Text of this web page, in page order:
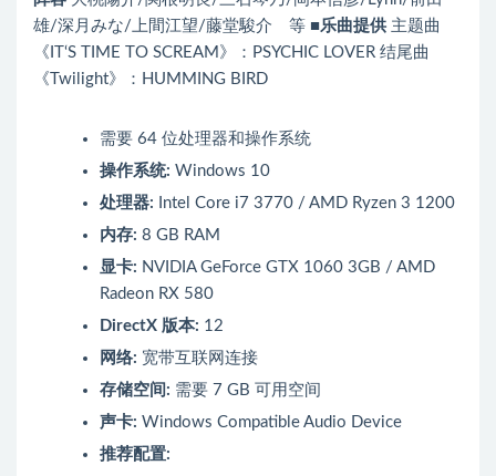
雄/深月みな/上間江望/藤堂駿介 等 ■乐曲提供 主题曲
《IT‘S TIME TO SCREAM》：PSYCHIC LOVER 结尾曲
《Twilight》：HUMMING BIRD
需要 64 位处理器和操作系统
操作系统: Windows 10
处理器: Intel Core i7 3770 / AMD Ryzen 3 1200
内存: 8 GB RAM
显卡: NVIDIA GeForce GTX 1060 3GB / AMD
Radeon RX 580
DirectX 版本: 12
网络: 宽带互联网连接
存储空间: 需要 7 GB 可用空间
声卡: Windows Compatible Audio Device
推荐配置: